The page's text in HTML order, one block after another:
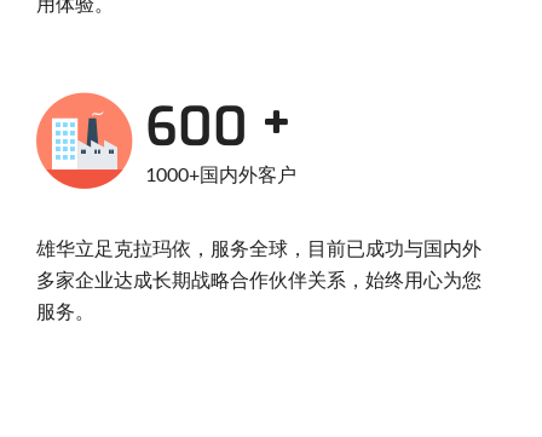
930
1000+国内外客户
雄华立足克拉玛依，服务全球，目前已成功与国内外
多家企业达成长期战略合作伙伴关系，始终用心为您
服务。